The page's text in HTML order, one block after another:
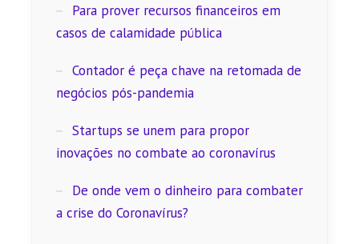
Para prover recursos financeiros em
casos de calamidade pública
Contador é peça chave na retomada de
negócios pós-pandemia
Startups se unem para propor
inovações no combate ao coronavírus
De onde vem o dinheiro para combater
a crise do Coronavírus?